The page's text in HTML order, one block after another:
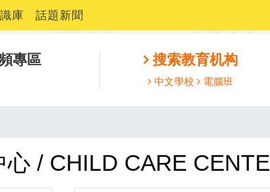
庫 話題新聞
專區 搜索教育机构
中文學校 電腦班
心 / CHILD CARE